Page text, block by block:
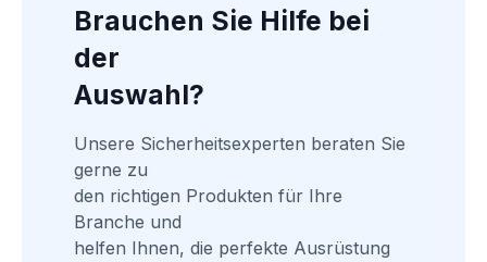
Brauchen Sie Hilfe bei
der
Auswahl?
Unsere Sicherheitsexperten beraten Sie
gerne zu
den richtigen Produkten für Ihre
Branche und
helfen Ihnen, die perfekte Ausrüstung